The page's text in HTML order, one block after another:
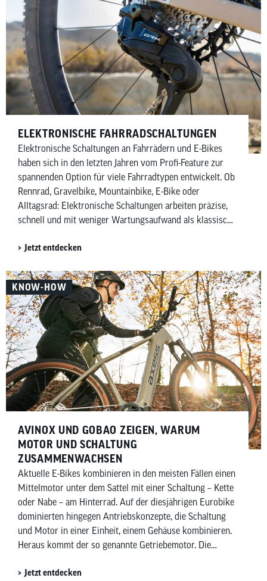
ELEKTRONISCHE FAHRRADSCHALTUNGEN
Elektronische Schaltungen an Fahrrädern und E-Bikes
haben sich in den letzten Jahren vom Profi-Feature zur
spannenden Option für viele Fahrradtypen entwickelt. Ob
Rennrad, Gravelbike, Mountainbike, E-Bike oder
Alltagsrad: Elektronische Schaltungen arbeiten präzise,
schnell und mit weniger Wartungsaufwand als klassische
(Digital Integrated Intelligence) und SRAM mit AXS
unterschiedlichen Ansätzen. Während Shimano
elektronische Ketten- und Nabenschaltungen anbietet,
konzentriert sich SRAM vor allem auf kabellose
elektronische Kettenschaltungen. In diesem Artikel
zeigen wir dir, welche elektronischen Schaltungen es von
Shimano und SRAM gibt, wofür und für wen sie sich
eignen und worin sich die beiden Hersteller
unterscheiden.
Jetzt entdecken
KNOW-HOW
AVINOX UND GOBAO ZEIGEN, WARUM
MOTOR UND SCHALTUNG
ZUSAMMENWACHSEN
Aktuelle E-Bikes kombinieren in den meisten Fällen einen
Mittelmotor unter dem Sattel mit einer Schaltung – Kette
oder Nabe – am Hinterrad. Auf der diesjährigen Eurobike
dominierten hingegen Antriebskonzepte, die Schaltung
und Motor in einer Einheit, einem Gehäuse kombinieren.
Heraus kommt der so genannte Getriebemotor. Die
Getriebemotoren vorgestellt, die etablierte Anbieter wie
Jetzt entdecken